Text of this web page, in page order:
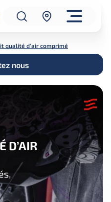
qualité d'air comprimé
nous
D’AIR